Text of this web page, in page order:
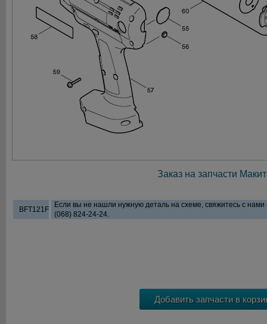
Заказ на запчасти
BFT121F
Если вы не нашли нужную деталь на схеме, свяжитесь с
(068) 824-24-24.